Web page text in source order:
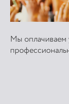
Мы оплачиваем